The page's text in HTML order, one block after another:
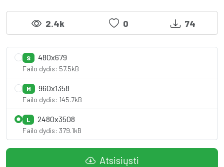
2.4k 0 74
S 480x679
Failo dydis: 57.5kB
M 960x1358
Failo dydis: 145.7kB
L 2480x3508
Failo dydis: 379.1kB
Atsisiųsti